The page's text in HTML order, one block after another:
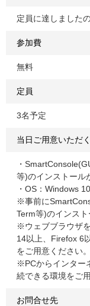
定員に達しました
参加費
無料
定員
3名予定
当日ご用意いただ
・
等)のインストール
・OS：Windows 10
※事前に
Term等)のインスト
※ウェブブラウザ
14以上、Firefox 6
をご用意ください。
※PCからインター
続できる環境をご
お問合せ先